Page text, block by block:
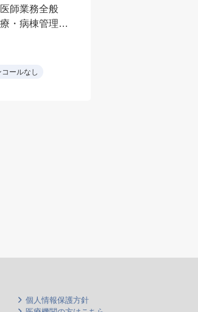
師業務全般
・病棟管理
患 ：急性期
症・統合失調
コールなし
個人情報保護方針